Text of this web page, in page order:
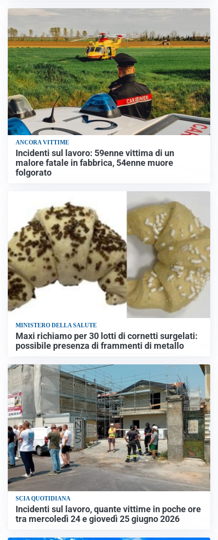
ANCORA VITTIME
Incidenti sul lavoro: 59enne vittima di un
malore fatale in fabbrica, 54enne muore
folgorato
MINISTERO DELLA SALUTE
Maxi richiamo per 30 lotti di cornetti surgelati:
possibile presenza di frammenti di metallo
SCIA QUOTIDIANA
Incidenti sul lavoro, quante vittime in poche ore
tra mercoledì 24 e giovedì 25 giugno 2026